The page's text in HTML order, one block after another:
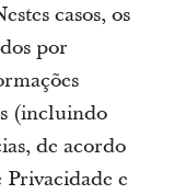
casos, os
por
(incluindo
de acordo
e